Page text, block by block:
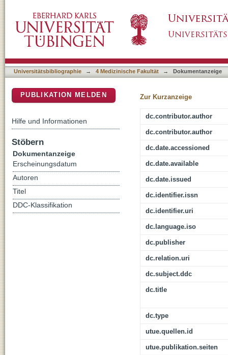
CAD/CAM resin composite
Universitätsbibliographie → 4 Medizinische Fakultät → Dokumentanzeige
Zur Kurzanzeige
dc.contributor.author
dc.contributor.author
dc.date.accessioned
dc.date.available
dc.date.issued
dc.identifier.issn
dc.identifier.uri
dc.language.iso
dc.publisher
dc.relation.uri
dc.subject.ddc
dc.title
dc.type
utue.quellen.id
utue.publikation.seiten
PUBLIKATION MELDEN
Hilfe und Informationen
Stöbern
Dokumentanzeige
Erscheinungsdatum
Autoren
Titel
DDC-Klassifikation